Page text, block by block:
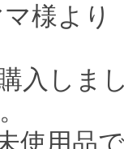
マ様よ
入しま
使用品